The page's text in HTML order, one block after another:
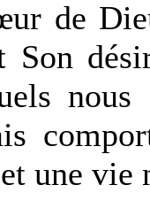
de
Son
une vie